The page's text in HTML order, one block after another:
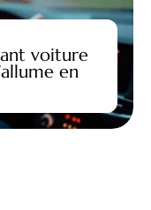
voiture
en